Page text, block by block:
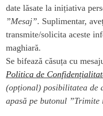
date lăsate la inițiativa
”Mesaj”. Suplimentar,
transmite/solicita aceste
maghiară.
Se bifează căsuța cu
Politica de
(opțional) posibilitatea de
apasă pe butonul ”Trimite